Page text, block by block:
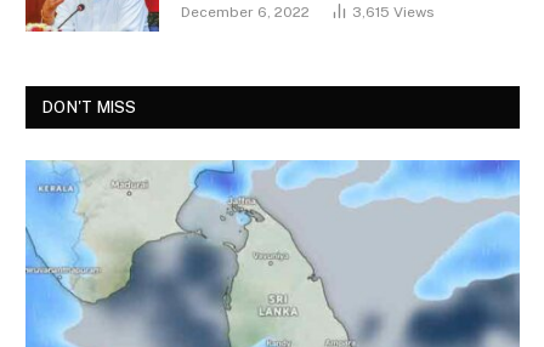
December 6, 2022 3,615 Views
DON'T MISS